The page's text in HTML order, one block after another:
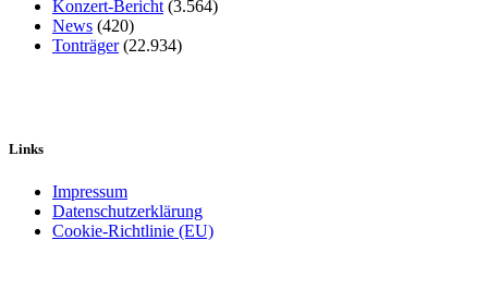
Konzert-Bericht (3.564)
News (420)
Tonträger(22.934)
Links
Impressum
Datenschutzerklärung
Cookie-Richtlinie (EU)